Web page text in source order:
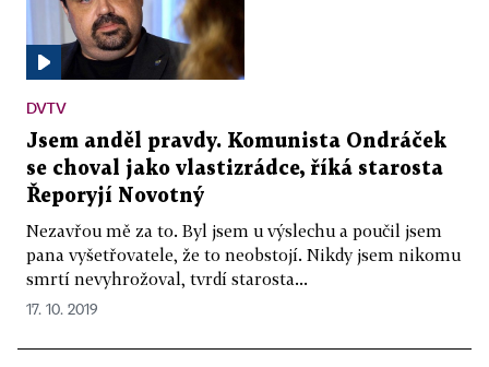
DVTV
Jsem anděl pravdy. Komunista Ondráček
se choval jako vlastizrádce, říká starosta
Řeporyjí Novotný
Nezavřou mě za to. Byl jsem u výslechu a poučil jsem
pana vyšetřovatele, že to neobstojí. Nikdy jsem nikomu
smrtí nevyhrožoval, tvrdí starosta...
17. 10. 2019